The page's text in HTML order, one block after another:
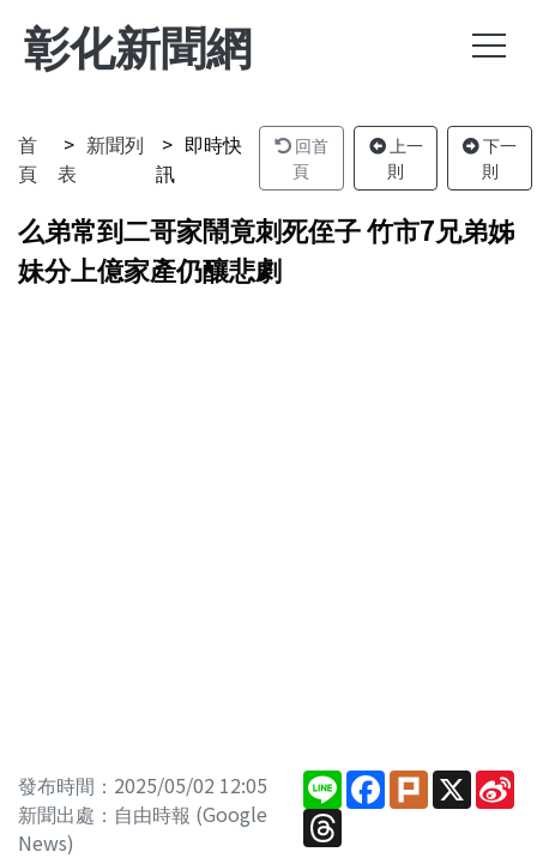
彰化新聞網
首
頁
新聞列
表
即時快
訊
回首
頁
上一
則
下一
則
么弟常到二哥家鬧竟刺死侄子 竹市7兄弟姊
妹分上億家產仍釀悲劇
發布時間：2025/05/02 12:05
新聞出處：自由時報 (Google
News)
Line Facebook
PlurkX
Threads